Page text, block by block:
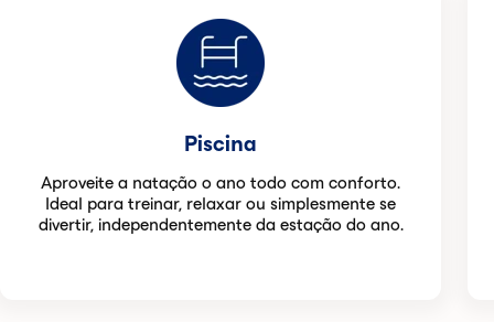
Piscina
Aproveite a natação o ano todo com conforto.
Ideal para treinar, relaxar ou simplesmente se
divertir, independentemente da estação do ano.